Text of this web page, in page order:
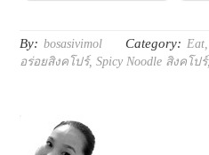
By: bosasivimol Category: Eat
อร่อยสิงคโปร์,Spicy Noodle สิงคโปร์